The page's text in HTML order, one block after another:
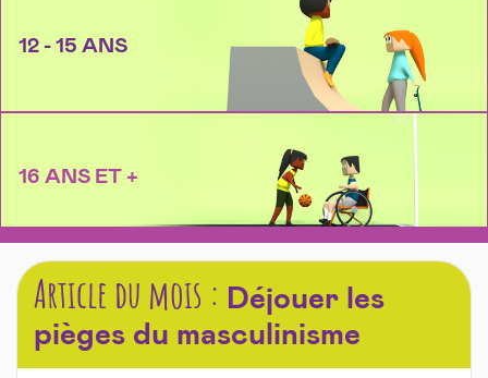
12 - 15 ANS
16 ANS ET +
Article du mois : Déjouer les
pièges du masculinisme